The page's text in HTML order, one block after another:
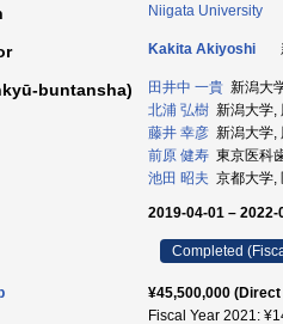
Niigata University
Kakita Akiyoshi
buntansha) 田井中 一貴 新潟大
北浦 弘樹 新潟大学,
藤井 幸彦 新潟大学,
前原 健寿 東京医科
池田 昭夫 京都大学,
2019-04-01 – 2022-
Completed
¥45,500,000
Fiscal Year 2021: